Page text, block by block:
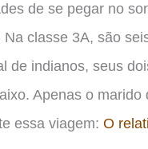
de se pegar no
classe 3A, são
de indianos, seus
Apenas o
essa viagem:O